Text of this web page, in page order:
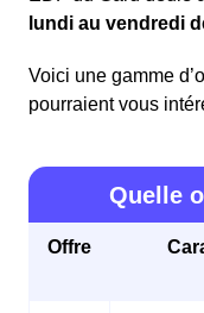
lundi au vendredi
Voici une gamme
pourraient vous
Quelle
Offre